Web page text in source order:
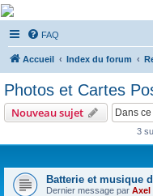
De Musicae
Forums
Forums de discussions
FAQ
Accueil Index du forum
Photos et Cartes
Nouveau sujet
3
Batterie et musique
Dernier message par Axel